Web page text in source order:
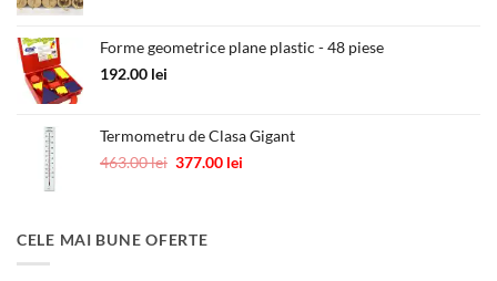
fost:
250.00 lei.
Forme geometrice plane plastic - 48 piese
192.00 lei
Termometru de Clasa Gigant
463.00lei Prețul
463.00 lei.
377.00 lei
CELE MAI BUNE OFERTE